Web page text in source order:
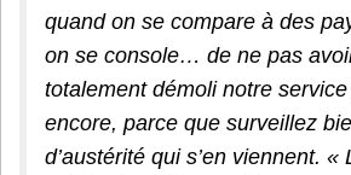
quand on se compare à des
on se console… de ne pas
totalement démoli notre
encore, parce que surveillez
d’austérité qui s’en viennent. «